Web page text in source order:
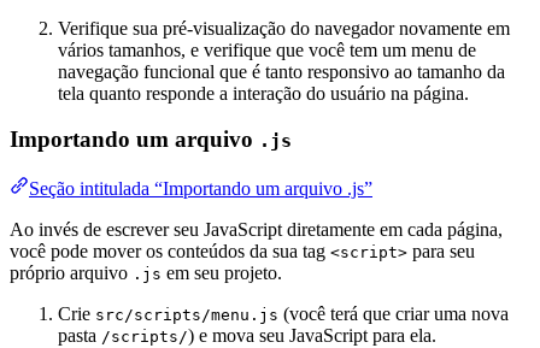
Verifique sua pré-visualização do navegador novamente em
vários tamanhos, e verifique que você tem um menu de
navegação funcional que é tanto responsivo ao tamanho da
tela quanto responde a interação do usuário na página.
Importando um arquivo .js
Seção intitulada “Importando um arquivo .js”
Ao invés de escrever seu JavaScript diretamente em cada página,
você pode mover os conteúdos da sua tag <script> para seu
próprio arquivo .js em seu projeto.
Crie src/scripts/menu.js (você terá que criar uma nova
pasta /scripts/) e mova seu JavaScript para ela.